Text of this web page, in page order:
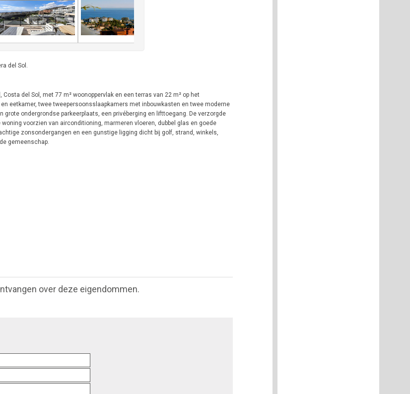
del Sol.
del Sol, met 77 m² woonoppervlak en een terras van 22 m² op het
eetkamer, twee tweepersoonsslaapkamers met inbouwkasten en twee moderne
ondergrondse parkeerplaats, een privéberging en lifttoegang. De verzorgde
voorzien van airconditioning, marmeren vloeren, dubbel glas en goede
zonsondergangen en een gunstige ligging dicht bij golf, strand, winkels,
gemeenschap.
over deze eigendommen.